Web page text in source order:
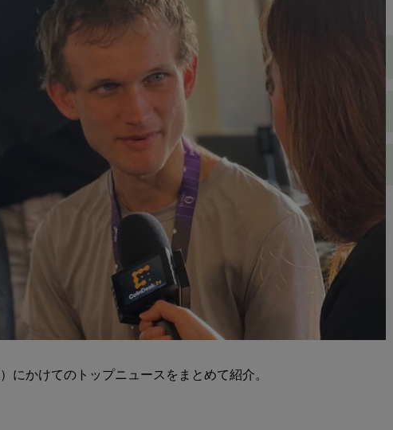
にかけてのトップニュースをまとめて紹介。